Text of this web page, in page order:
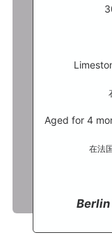
Aged for 4
在法